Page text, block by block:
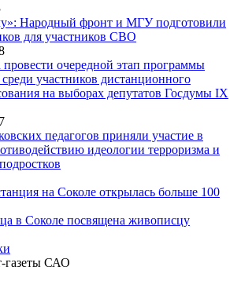
Народный фронт и МГУ подготовили
для участников СВО
очередной этап программы
участников дистанционного
на выборах депутатов Госдумы IX
педагогов приняли участие в
идеологии терроризма и
на Соколе открылась больше 100
в Соколе посвящена живописцу
газеты САО